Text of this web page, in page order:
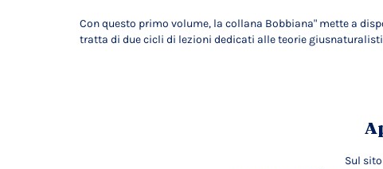
Con questo primo volume, la collana Bobbiana" mette a
tratta di due cicli di lezioni dedicati alle teorie
Sul